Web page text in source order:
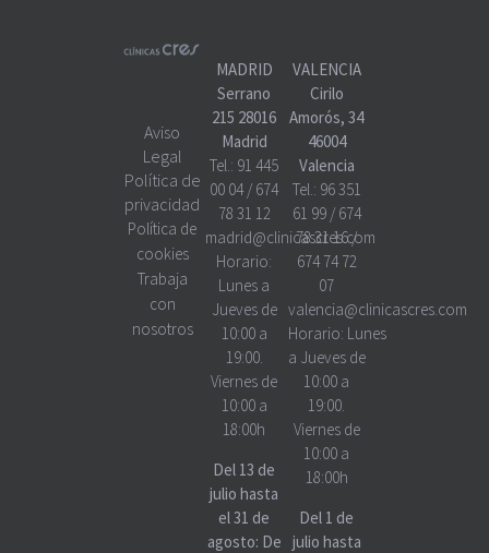
Aviso
Legal
Política de
privacidad
Política de
cookies
Trabaja
con
nosotros
MADRID
Serrano
215 28016
Madrid
Tel.: 91 445
00 04/ 674
78 31 12
madrid@clinicascres.com
Horario:
Lunes a
Jueves de
10:00 a
19:00.
Viernes de
10:00 a
18:00h
Del 13 de
julio hasta
el 31 de
agosto: De
VALENCIA
Cirilo
Amorós, 34
46004
Valencia
Tel.: 96 351
61 99/ 674
78 31 16/
674 74 72
07
valencia@clinicascres.com
Horario: Lunes
a Jueves de
10:00 a
19:00.
Viernes de
10:00 a
18:00h
Del 1 de
julio hasta